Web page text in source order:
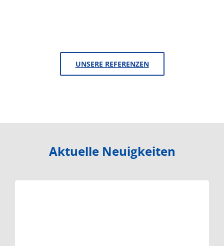
UNSERE REFERENZEN
Aktuelle Neuigkeiten